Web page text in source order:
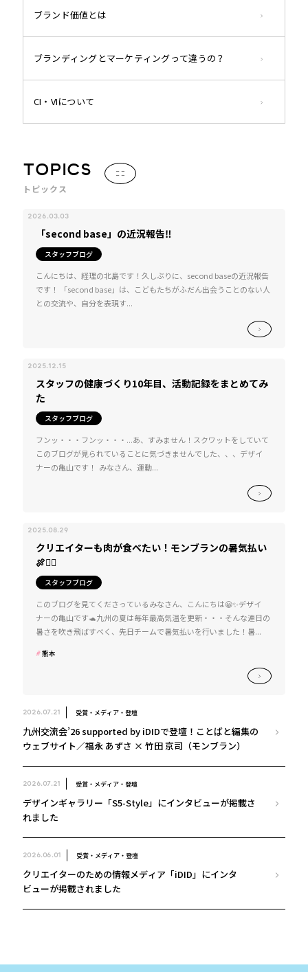
ブランド価値とは
ブランディングとマーケティングって違うの？
CI・VIについて
TOPICS
トピックス
2026.03.03
「second base」の近況報告‼
スタッフブログ
こんにちは、経理の北島です！久しぶりに、second baseの近況報告
です！ 「second base」は、こどもたちがふだん出会うことのない人
との交流や、自分を表現す...
2025.12.15
スタッフの健康づくり10年目、活動記録をまとめてみ
た
スタッフブログ
フンッ・・・フンッ・・・...あ、すみません！スクワットをしていて
このブログが見られていることに気づきませんでした、、、デザイ
ナーの亀山です！ みなさん、運動...
2025.08.29
クリエイターも肉が食べたい！モンブランの暑気払い
🍖❤️‍🔥
スタッフブログ
このブログを見てくださっているみなさん、こんにちは😀✨デザイ
ナーの亀山です🐢九州の夏は毎年最高気温を更新・・・そんな連日の
暑さを吹き飛ばすべく、先日チームで暑気払いを行いました！暑...
熊本
2026.07.21 受賞・メディア・登壇
九州交流会’26 supported by iDIDで登壇！ことばと編集の
ウェブサイト／福永 あずさ × 竹田 京司（モンブラン）
2026.07.21 受賞・メディア・登壇
デザインギャラリー「S5-Style」にインタビューが掲載さ
れました
2026.06.01 受賞・メディア・登壇
クリエイターのための情報メディア「iDID」にインタ
ビューが掲載されました